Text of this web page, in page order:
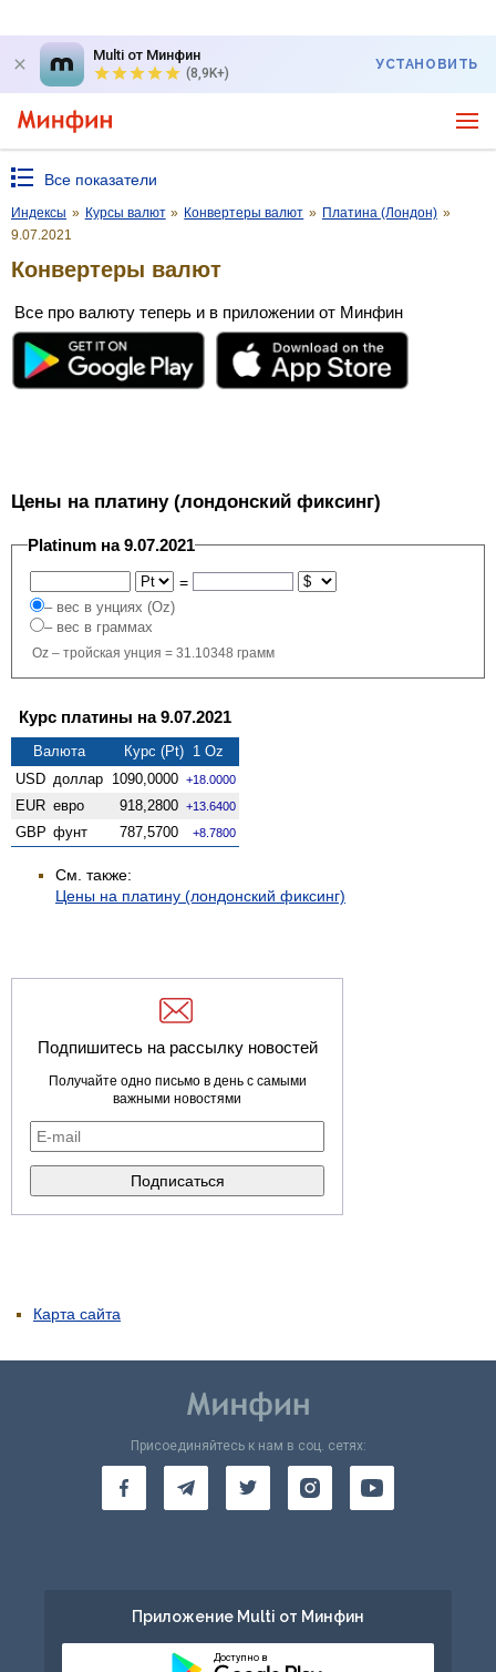
Multi от Минфин
(8,9K+)
УСТАНОВИТЬ
Все показатели
Индексы » Курсы валют » Конвертеры валют » Платина (Лондон) »
9.07.2021
Конвертеры валют
Все про валюту теперь и в приложении от Минфин
Цены на платину (лондонский фиксинг)
Platinum на 9.07.2021
=
– вес в унциях (Oz)
– вес в граммах
Oz – тройская унция = 31.10348 грамм
Курс платины на 9.07.2021
Валюта
Курс (Pt) 1 Oz
USD доллар 1090,0000 +18.0000
EUR евро 918,2800 +13.6400
GBP фунт 787,5700 +8.7800
См. также:
Цены на платину (лондонский фиксинг)
Подпишитесь на рассылку новостей
Получайте одно письмо в день с самыми
важными новостями
Карта сайта
Присоединяйтесь к нам в соц. сетях:
Приложение Multi от Минфин
Доступно в